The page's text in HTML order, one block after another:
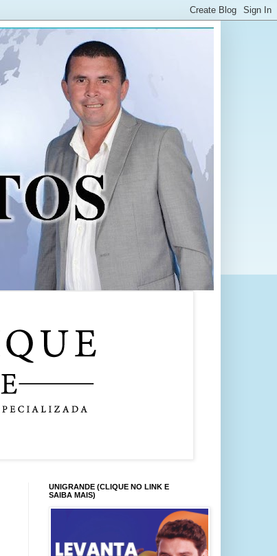
UNIGRANDE (CLIQUE NO LINK E
SAIBA MAIS)